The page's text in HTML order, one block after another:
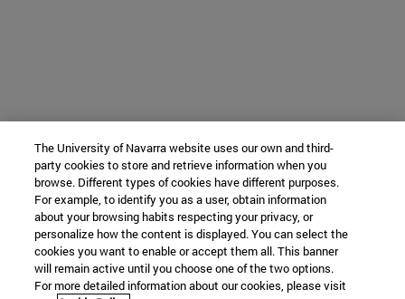
The University of Navarra website uses our own and third-
party cookies to store and retrieve information when you
browse. Different types of cookies have different purposes.
For example, to identify you as a user, obtain information
about your browsing habits respecting your privacy, or
personalize how the content is displayed. You can select the
cookies you want to enable or accept them all. This banner
will remain active until you choose one of the two options.
For more detailed information about our cookies, please visit